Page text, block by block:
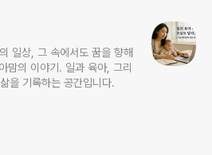
일상, 그 속에서도 꿈을 향해
맘의 이야기. 일과 육아, 그리
을 기록하는 공간입니다.